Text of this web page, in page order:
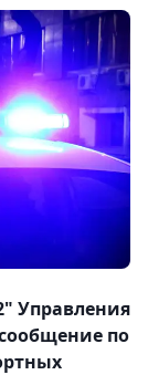
Управления
по